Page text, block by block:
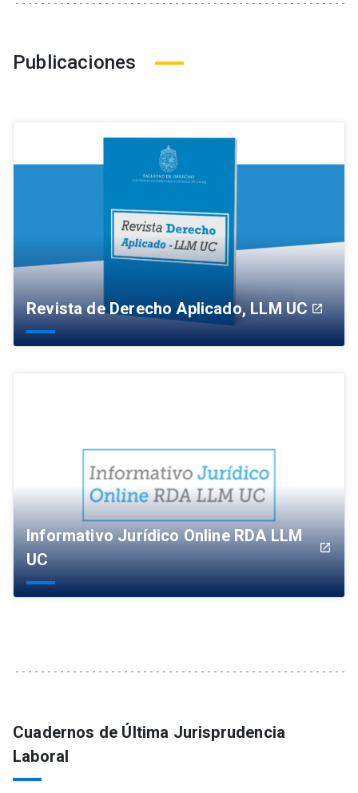
Publicaciones
Revista de Derecho Aplicado, LLM UC launch
Informativo Jurídico Online RDA LLM
UC
launch
Cuadernos de Última Jurisprudencia
Laboral